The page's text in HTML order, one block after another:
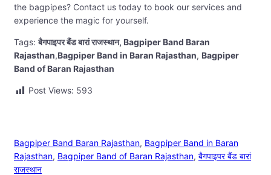
the bagpipes? Contact us today to book our services and
experience the magic for yourself.
Tags:बैगपाइपर बैंड बारां राजस्थान, Bagpiper Band Baran
Rajasthan,Bagpiper Band in Baran Rajasthan, Bagpiper
Band of Baran Rajasthan
Post Views: 593
Bagpiper Band Baran Rajasthan, Bagpiper Band in Baran
Rajasthan, Bagpiper Band of Baran Rajasthan, बैगपाइपर बैंड बारां
राजस्थान